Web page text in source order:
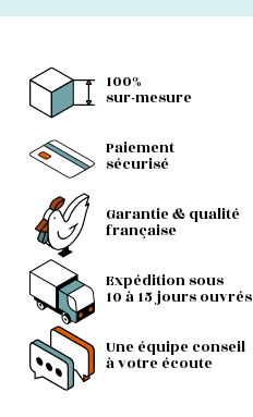
100%
sur-mesure
Paiement
sécurisé
Garantie & qualité
française
Expédition sous
10 à 15 jours ouvrés
Une équipe conseil
à votre écoute